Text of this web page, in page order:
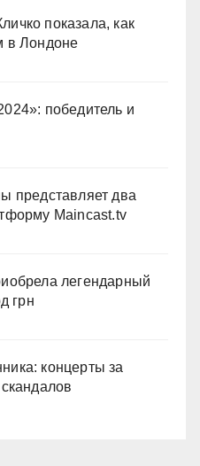
показала, как
в Лондоне
победитель и
представляет два
Maincast.tv
легендарный
грн
концерты за